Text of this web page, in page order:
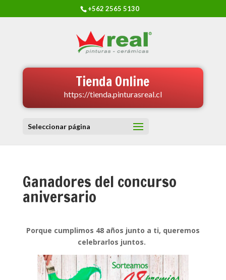
+562 2565 5130
Tienda Online
https://tienda.pinturasreal.cl
Seleccionar página
Ganadores del concurso
aniversario
Porque cumplimos 48 años junto a ti, queremos
celebrarlos juntos.